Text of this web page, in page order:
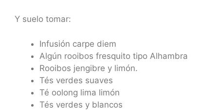
Y suelo tomar:
Infusión carpe diem
Algún rooibos fresquito tipo Alhambra
Rooibos jengibre y limón.
Tés verdes suaves
Té oolong lima limón
Tés verdes y blancos